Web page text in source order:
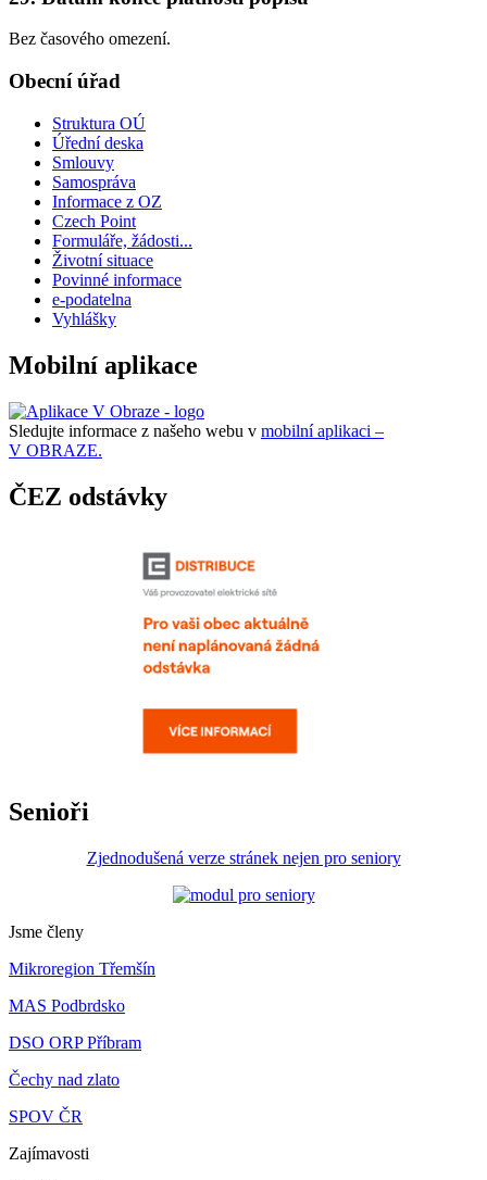
Bez časového omezení.
Obecní úřad
Struktura OÚ
Úřední deska
Smlouvy
Samospráva
Informace z OZ
Czech Point
Formuláře, žádosti...
Životní situace
Povinné informace
e-podatelna
Vyhlášky
Mobilní aplikace
Sledujte informace z našeho webu v mobilní aplikaci –
V OBRAZE.
ČEZ odstávky
Senioři
Zjednodušená verze stránek nejen pro seniory
Jsme členy
Mikroregion Třemšín
MAS Podbrdsko
DSO ORP Příbram
Čechy nad zlato
SPOV ČR
Zajímavosti